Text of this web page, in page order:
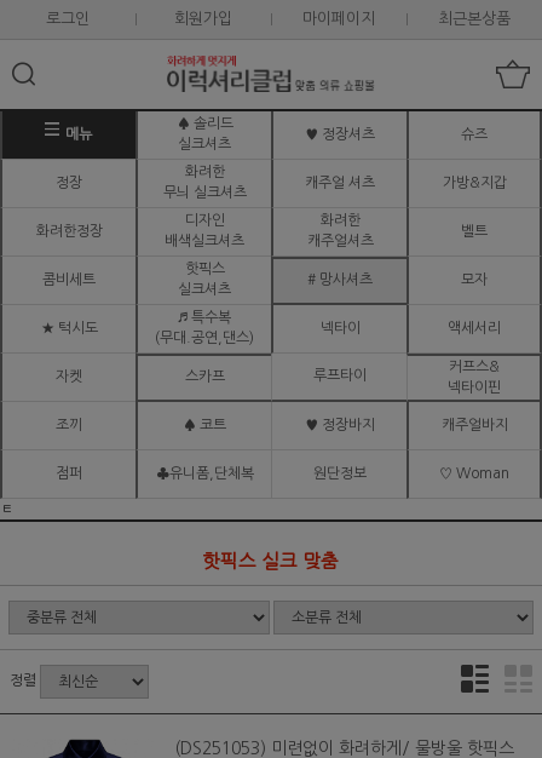
로그인 회원가입 마이페이지 최근본상품
메뉴
♠ 솔리드
실크셔츠
♥ 정장셔츠 슈즈
정장
화려한
무늬 실크셔츠
캐주얼 셔츠 가방&지갑
화려한정장
디자인
배색실크셔츠
화려한
캐주얼셔츠
벨트
콤비세트
핫픽스
실크셔츠
# 망사셔츠 모자
★ 턱시도
♬ 특수복
(무대.공연,댄스)
넥타이 액세서리
자켓 스카프 루프타이
커프스&
넥타이핀
조끼 ♠ 코트 ♥ 정장바지 캐주얼바지
점퍼 ♣유니폼,단체복 원단정보 ♡ Woman
ㅌ
핫픽스 실크 맞춤
정렬
(DS251053) 미련없이 화려하게/ 물방울 핫픽스